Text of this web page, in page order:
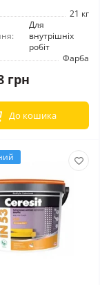
21 кг
Для
внутрішніх
робіт
Фарба
грн
До кошика